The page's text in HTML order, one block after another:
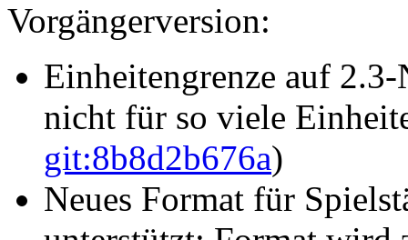
Vorgängerversion:
Einheitengrenze auf
nicht für so viele
git:8b8d2b676a)
Neues Format für